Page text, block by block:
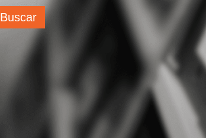
Buscar